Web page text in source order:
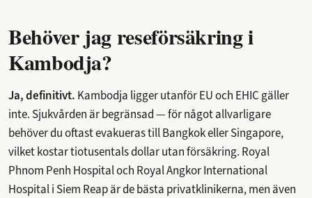
Behöver jag reseförsäkring i
Kambodja?
Ja, definitivt. Kambodja ligger utanför EU och EHIC gäller
inte. Sjukvården är begränsad — för något allvarligare
behöver du oftast evakueras till Bangkok eller Singapore,
vilket kostar tiotusentals dollar utan försäkring. Royal
Phnom Penh Hospital och Royal Angkor International
Hospital i Siem Reap är de bästa privatklinikerna, men även